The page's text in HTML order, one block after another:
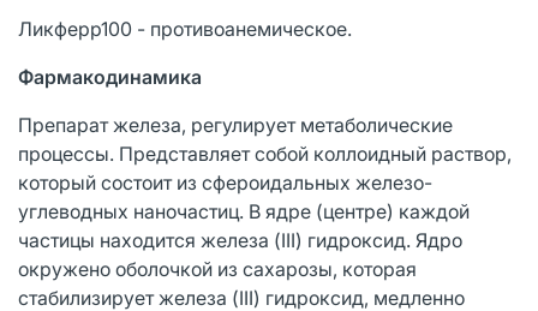
Ликферр100 - противоанемическое.
Фармакодинамика
Препарат железа, регулирует метаболические
процессы. Представляет собой коллоидный раствор,
который состоит из сфероидальных железо-
углеводных наночастиц. В ядре (центре) каждой
частицы находится железа (III) гидроксид. Ядро
окружено оболочкой из сахарозы, которая
стабилизирует железа (III) гидроксид, медленно